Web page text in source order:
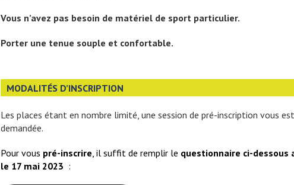
Vous n’avez pas besoin de matériel de sport particulier.
Porter une tenue souple et confortable.
MODALITÉS D’INSCRIPTION
Les places étant en nombre limité, une session de pré-inscription vous est
demandée.
Pour vous pré-inscrire, il suffit de remplir le questionnaire ci-dessous
le 17 mai 2023 :